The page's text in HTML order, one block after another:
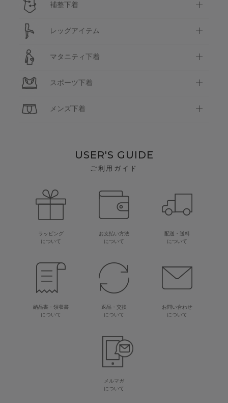
補整下着
レッグアイテム
マタニティ下着
スポーツ下着
メンズ下着
USER'S GUIDE
ご利用ガイド
ラッピング
について
お支払い方法
について
配送・送料
について
納品書・領収書
について
返品・交換
について
お問い合わせ
について
メルマガ
について